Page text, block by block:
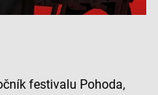
festivalu Pohoda,